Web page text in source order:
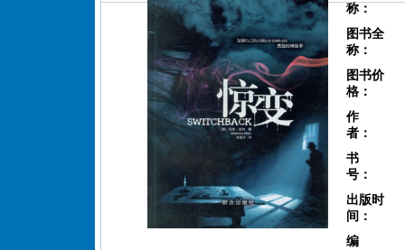
称：
图书全
称：
图书价
格：
作
者：
书
号：
出版时
间：
编